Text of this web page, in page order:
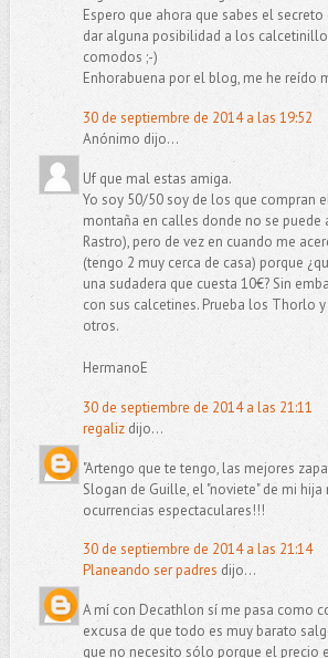
Espero que ahora que sabes el
dar alguna posibilidad a los
comodos ;-)
Enhorabuena por el blog, me he reído
30 de septiembre de 2014 a las 19:52
Anónimo dijo...
Uf que mal estas amiga.
Yo soy 50/50 soy de los que compran
montaña en calles donde no se puede
Rastro), pero de vez en cuando me
(tengo 2 muy cerca de casa) porque
una sudadera que cuesta 10€? Sin
con sus calcetines. Prueba los Thorlo
otros.
HermanoE
30 de septiembre de 2014 a las 21:11
regalizdijo...
"Artengo que te tengo, las mejores
Slogan de Guille, el "noviete" de mi
ocurrencias espectaculares!!!
30 de septiembre de 2014 a las 21:14
Planeando ser padres dijo...
A mí con Decathlon sí me pasa como
excusa de que todo es muy barato
que no necesito sólo porque el precio